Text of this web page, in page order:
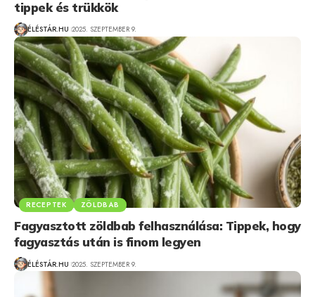
tippek és trükkök
ÉLÉSTÁR.HU 2025. SZEPTEMBER 9.
RECEPTEK ZÖLDBAB
Fagyasztott zöldbab felhasználása: Tippek, hogy
fagyasztás után is finom legyen
ÉLÉSTÁR.HU 2025. SZEPTEMBER 9.